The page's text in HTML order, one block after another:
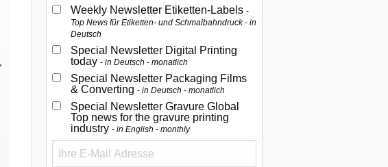
Weekly Newsletter Etiketten-Labels
Top News für Etiketten- und Schmalbahndruck - in
Deutsch
Special Newsletter Digital Printing
today in Deutsch - monatlich
Special Newsletter Packaging Films
& Converting in Deutsch - monatlich
Special Newsletter Gravure Global
Top news for the gravure printing
industry in English - monthly